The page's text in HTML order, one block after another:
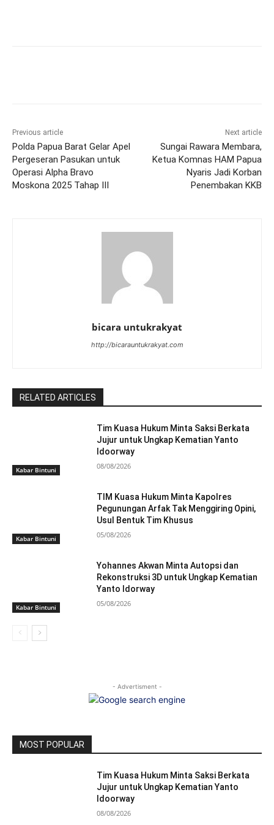
Previous article
Polda Papua Barat Gelar Apel
Pergeseran Pasukan untuk
Operasi Alpha Bravo
Moskona 2025 Tahap III
Next article
Sungai Rawara Membara,
Ketua Komnas HAM Papua
Nyaris Jadi Korban
Penembakan KKB
bicara untukrakyat
http://bicarauntukrakyat.com
RELATED ARTICLES
Kabar Bintuni
Tim Kuasa Hukum Minta Saksi Berkata
Jujur untuk Ungkap Kematian Yanto
Idoorway
08/08/2026
Kabar Bintuni
TIM Kuasa Hukum Minta Kapolres
Pegunungan Arfak Tak Menggiring Opini,
Usul Bentuk Tim Khusus
05/08/2026
Kabar Bintuni
Yohannes Akwan Minta Autopsi dan
Rekonstruksi 3D untuk Ungkap Kematian
Yanto Idorway
05/08/2026
- Advertisment -
MOST POPULAR
Tim Kuasa Hukum Minta Saksi Berkata
Jujur untuk Ungkap Kematian Yanto
Idoorway
08/08/2026